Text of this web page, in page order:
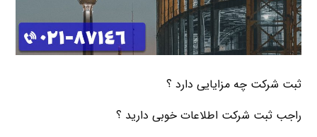
ثبت شرکت چه مزایایی دارد ؟
راجب ثبت شرکت اطلاعات خوبی دارید ؟